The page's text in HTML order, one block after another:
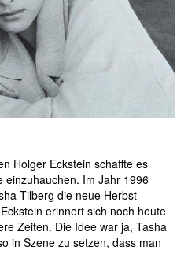
Holger Eckstein schaffte es
einzuhauchen. Im Jahr 1996
Tilberg die neue Herbst-
erinnert sich noch heute
Zeiten. Die Idee war ja, Tasha
in Szene zu setzen, dass man